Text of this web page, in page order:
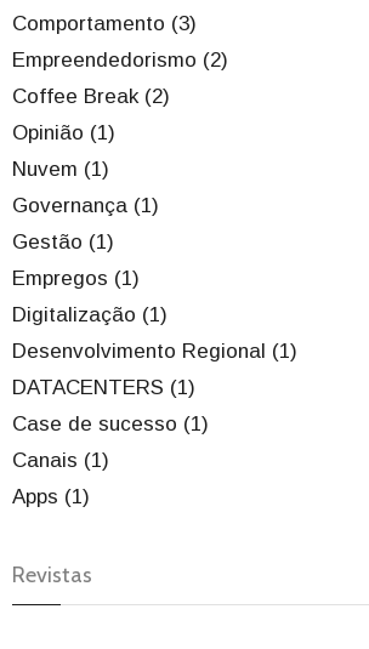
Comportamento (3)
Empreendedorismo (2)
Coffee Break (2)
Opinião (1)
Nuvem (1)
Governança (1)
Gestão (1)
Empregos (1)
Digitalização (1)
Desenvolvimento Regional (1)
DATACENTERS (1)
Case de sucesso (1)
Canais (1)
Apps (1)
Revistas